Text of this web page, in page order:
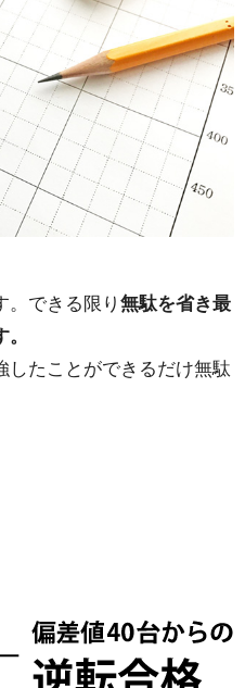
。できる限り 無駄を省き最
したことができるだけ無駄